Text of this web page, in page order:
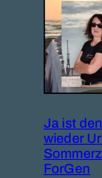
Ja ist
wieder
ForGen